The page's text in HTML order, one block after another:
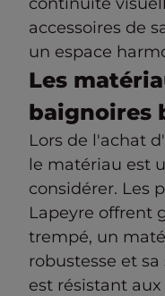
accessoires de
un espace
Les
baignoires
Lors de l'achat
le matériau est
considérer. Les
Lapeyre offrent
trempé, un
robustesse et
est résistant